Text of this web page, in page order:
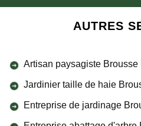
AUTRES
Artisan paysagiste Brousse
Jardinier taille de haie
Entreprise de jardinage